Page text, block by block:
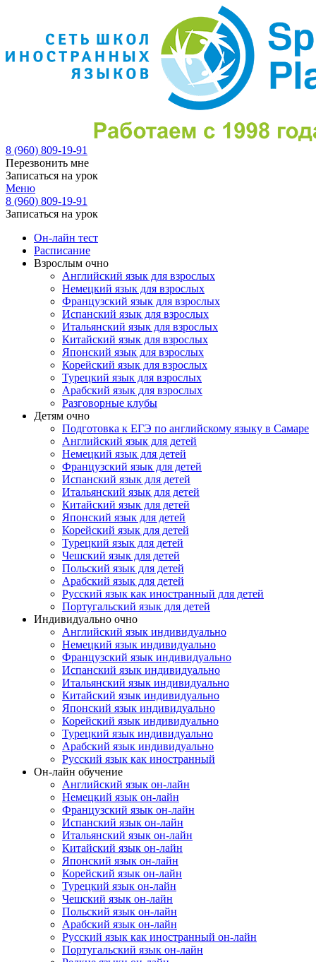
8 (960) 809-19-91
Перезвонить мне
Записаться на урок
Меню
8 (960) 809-19-91
Записаться на урок
Он-лайн тест
Расписание
Взрослым очно
Английский язык для взрослых
Немецкий язык для взрослых
Французский язык для взрослых
Испанский язык для взрослых
Итальянский язык для взрослых
Китайский язык для взрослых
Японский язык для взрослых
Корейский язык для взрослых
Турецкий язык для взрослых
Арабский язык для взрослых
Разговорные клубы
Детям очно
Подготовка к ЕГЭ по английскому языку в Самаре
Английский язык для детей
Немецкий язык для детей
Французский язык для детей
Испанский язык для детей
Итальянский язык для детей
Китайский язык для детей
Японский язык для детей
Корейский язык для детей
Турецкий язык для детей
Чешский язык для детей
Польский язык для детей
Арабский язык для детей
Русский язык как иностранный для детей
Португальский язык для детей
Индивидуально очно
Английский язык индивидуально
Немецкий язык индивидуально
Французский язык индивидуально
Испанский язык индивидуально
Итальянский язык индивидуально
Китайский язык индивидуально
Японский язык индивидуально
Корейский язык индивидуально
Турецкий язык индивидуально
Арабский язык индивидуально
Русский язык как иностранный
Он-лайн обучение
Английский язык он-лайн
Немецкий язык он-лайн
Французский язык он-лайн
Испанский язык он-лайн
Итальянский язык он-лайн
Китайский язык он-лайн
Японский язык он-лайн
Корейский язык он-лайн
Турецкий язык он-лайн
Чешский язык он-лайн
Польский язык он-лайн
Арабский язык он-лайн
Русский язык как иностранный он-лайн
Португальский язык он-лайн